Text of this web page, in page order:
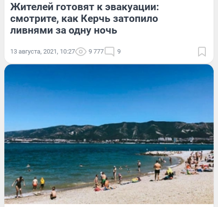
Жителей готовят к эвакуации:
смотрите, как Керчь затопило
ливнями за одну ночь
13 августа, 2021, 10:27 9 777 9